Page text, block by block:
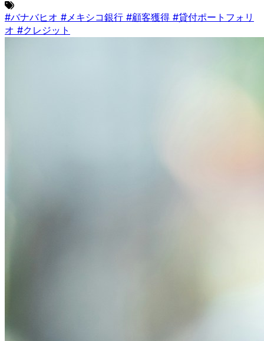
#バナバヒオ #メキシコ銀行 #顧客獲得 #貸付ポートフォリ
オ #クレジット